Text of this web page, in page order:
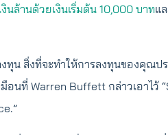
นล้านด้วยเงินเริ่มต้น 10,000 บาทแ
ทุน สิ่งที่จะทำให้การลงทุนของคุณป
อนที่ Warren Buffett กล่าวเอาไว้